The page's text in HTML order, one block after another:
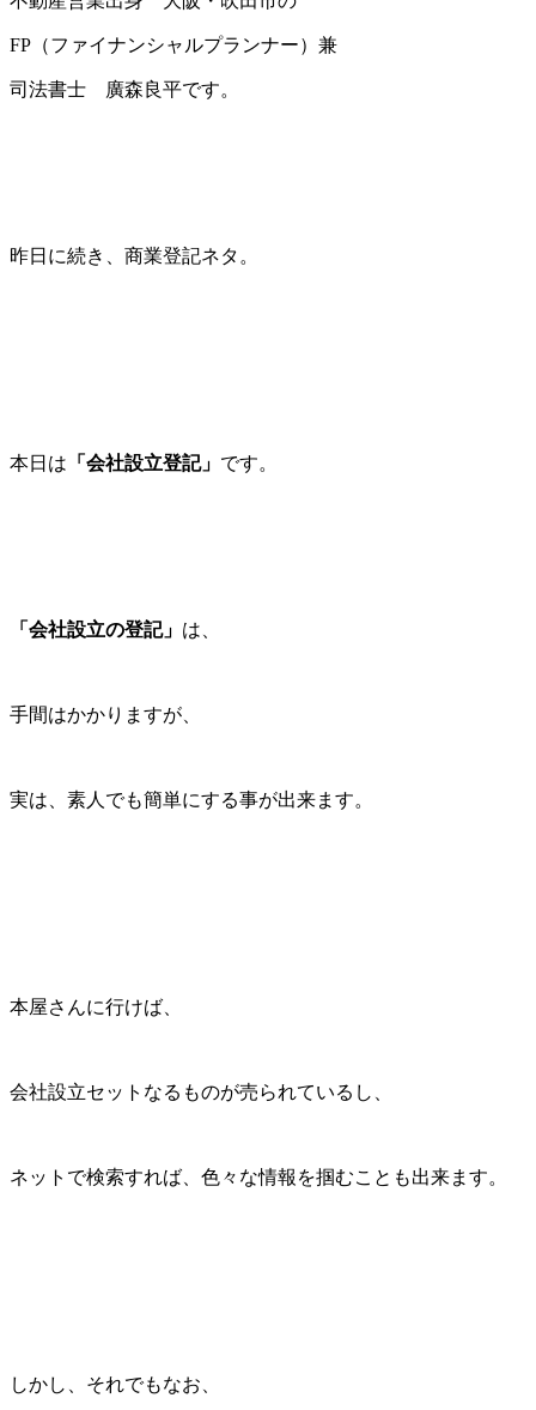
FP（ファイナンシャルプランナー）兼
司法書士 廣森良平です。
昨日に続き、商業登記ネタ。
本日は 「会社設立登記」 です。
「会社設立の登記」 は、
手間はかかりますが、
実は、素人でも簡単にする事が出来ます。
本屋さんに行けば、
会社設立セットなるものが売られているし、
ネットで検索すれば、色々な情報を掴むことも出来ます。
しかし、それでもなお、